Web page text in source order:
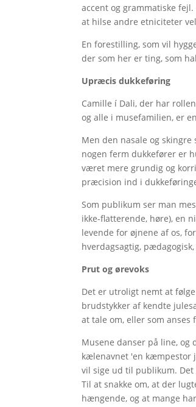
accent og grammatiske
at hilse andre etniciteter
En forestilling, som vil
der som her er ting, som
Upræcis dukkeføring
Camille í Dali, der har
og alle i musefamilien, er
Men den nasale og
nogen ferm dukkefører er
været mere grundig og
præcision ind i
Som publikum ser man
ikke-flatterende, høre), en
levende for øjnene af os,
hverdagsagtig,
Prut og ørevoks
Det er utroligt nemt at
brudstykker af kendte
at tale om, eller som
Musene danser på line, og
kælenavnet 'en
vil sige ud til publikum.
Til at snakke om, at der
hængende, og at mange